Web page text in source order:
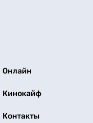
Онлайн
Кинокайф
Контакты